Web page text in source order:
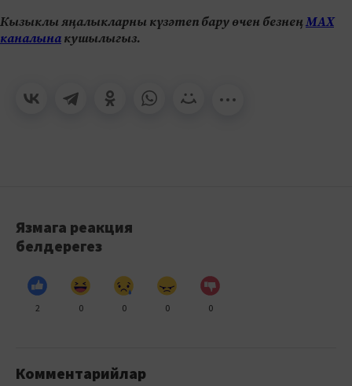
Кызыклы яңалыкларны күзәтеп бару өчен безнеңМАХ
каналынакушылыгыз.
Язмага реакция
белдерегез
2 0 0 0 0
Комментарийлар